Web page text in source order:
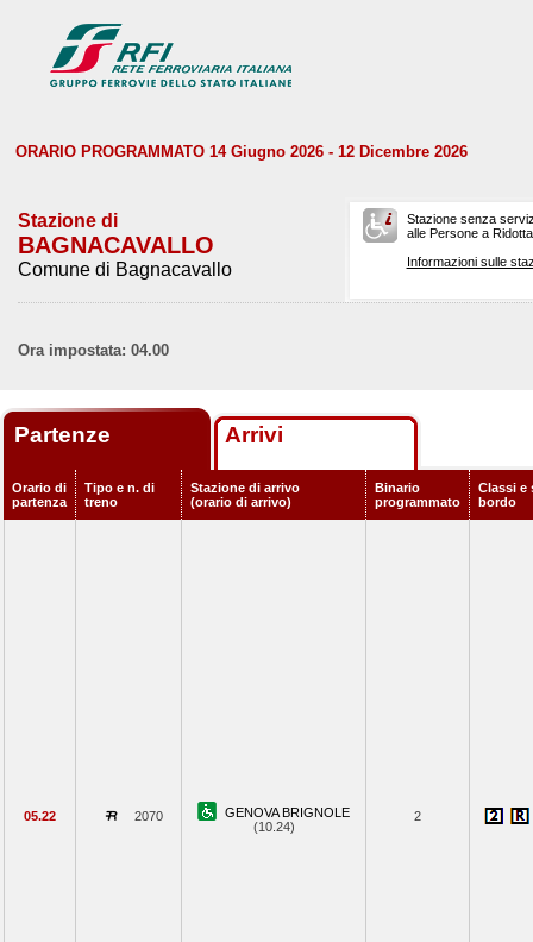
ORARIO PROGRAMMATO 14 Giugno 2026 - 12 Dicembre 2026
Stazione di
BAGNACAVALLO
Comune di Bagnacavallo
Stazione senza
alle Persone a
Informazioni sulle
Ora impostata: 04.00
Partenze Arrivi
Orario di
partenza
Tipo e n. di
treno
Stazione di arrivo
(orario di arrivo)
Binario
programmato
Classi e
bordo
05.22 2070
GENOVA BRIGNOLE
(10.24)
2